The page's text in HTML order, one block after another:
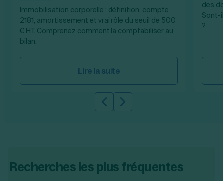
Immobilisation corporelle : définition, compte
2181, amortissement et vrai rôle du seuil de 500
€ HT. Comprenez comment la comptabiliser au
bilan.
Lire la suite
des
Sont-
?
Slide précédente
Slide suivante
Recherches les plus fréquentes